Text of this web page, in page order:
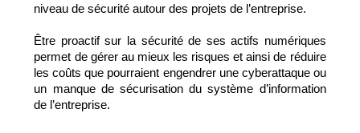
niveau de sécurité autour des projets de l’entreprise.
Être proactif sur la sécurité de ses actifs numériques
permet de gérer au mieux les risques et ainsi de réduire
les coûts que pourraient engendrer une cyberattaque ou
un manque de sécurisation du système d’information
de l’entreprise.